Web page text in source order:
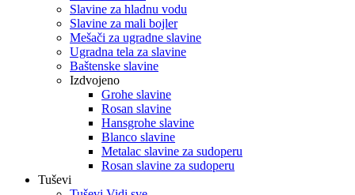
Slavine za hladnu vodu
Slavine za mali bojler
Mešači za ugradne slavine
Ugradna tela za slavine
Baštenske slavine
Izdvojeno
Grohe slavine
Rosan slavine
Hansgrohe slavine
Blanco slavine
Metalac slavine za sudoperu
Rosan slavine za sudoperu
Tuševi